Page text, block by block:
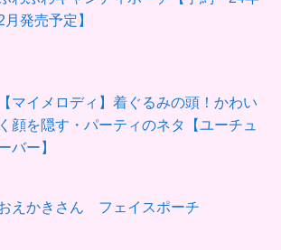
月発売予定】
【マイメロディ】着ぐるみの頭！かわい
く顔を隠す・パーティのネタ【ユーチュ
バー】
えかきさん フェイスポーチ